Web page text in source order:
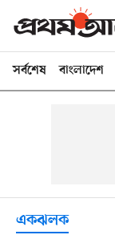
সর্বশেষ বাংলাদেশ
একঝলক